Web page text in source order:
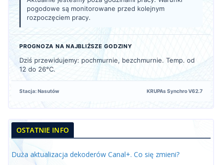
pogodowe są monitorowane przed kolejnym
rozpoczęciem pracy.
PROGNOZA NA NAJBLIŻSZE GODZINY
Dziś przewidujemy: pochmurnie, bezchmurnie. Temp. od
12 do 26°C.
Stacja: Nasutów KRUPAs Synchro V62.7
OSTATNIE INFO
Duża aktualizacja dekoderów Canal+. Co się zmieni?